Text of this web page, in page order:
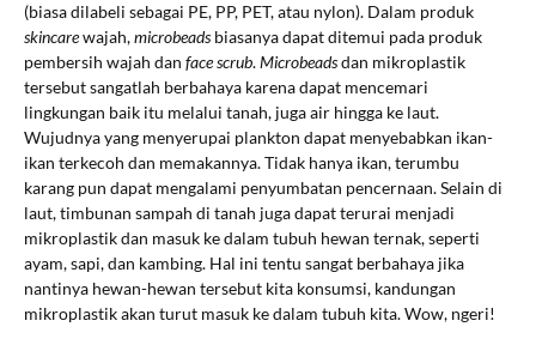
(biasa dilabeli sebagai PE, PP, PET, atau nylon). Dalam produk
skincarewajah,microbeadsbiasanya dapat ditemui pada produk
pembersih wajah dan face scrub.Microbeadsdan mikroplastik
tersebut sangatlah berbahaya karena dapat mencemari
lingkungan baik itu melalui tanah, juga air hingga ke laut.
Wujudnya yang menyerupai plankton dapat menyebabkan ikan-
ikan terkecoh dan memakannya. Tidak hanya ikan, terumbu
karang pun dapat mengalami penyumbatan pencernaan. Selain di
laut, timbunan sampah di tanah juga dapat terurai menjadi
mikroplastik dan masuk ke dalam tubuh hewan ternak, seperti
ayam, sapi, dan kambing. Hal ini tentu sangat berbahaya jika
nantinya hewan-hewan tersebut kita konsumsi, kandungan
mikroplastik akan turut masuk ke dalam tubuh kita. Wow, ngeri!